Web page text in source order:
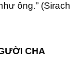
ông.” (Sirach
CHA